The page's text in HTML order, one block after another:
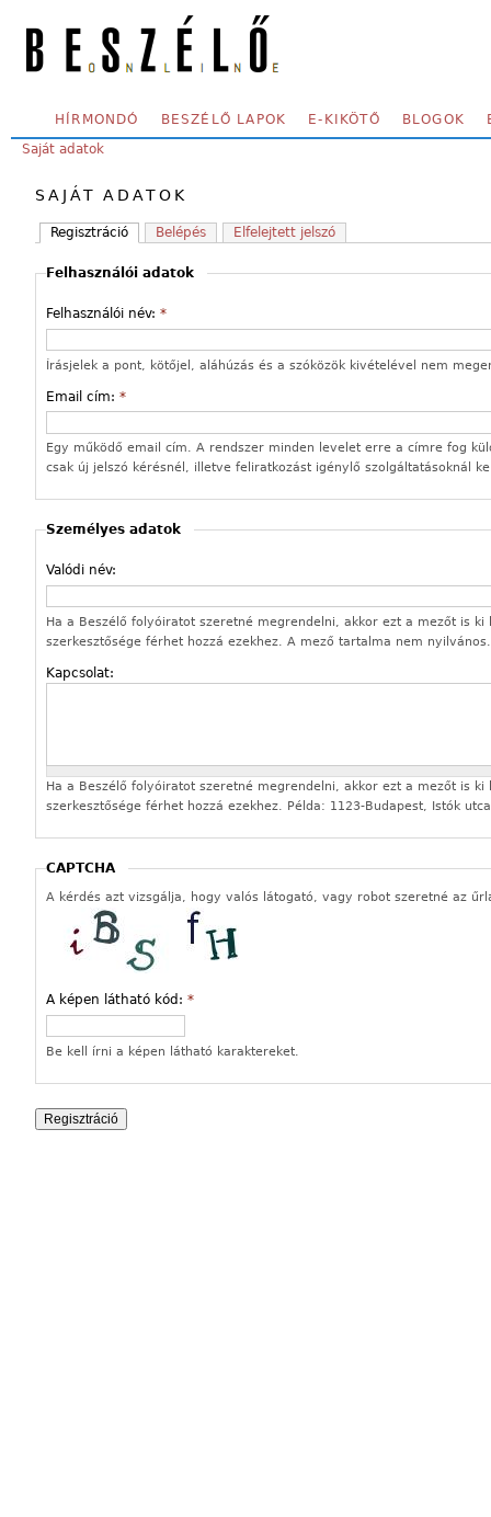
SECONDARY MENU
HÍRMONDÓ BESZÉLŐ LAPOK E-KIKÖTŐ BLOGOK
YOU ARE HERE:
Saját adatok
SAJÁT ADATOK
Regisztráció Belépés Elfelejtett jelszó
Felhasználói adatok
Felhasználói név: *
Írásjelek a pont, kötőjel, aláhúzás és a szóközök kivételével nem
Email cím: *
Egy működő email cím. A rendszer minden levelet erre a címre fog
csak új jelszó kérésnél, illetve feliratkozást igénylő szolgáltatásoknál
Személyes adatok
Valódi név:
Ha a Beszélő folyóiratot szeretné megrendelni, akkor ezt a mezőt is
szerkesztősége férhet hozzá ezekhez. A mező tartalma nem nyilvános.
Kapcsolat:
Ha a Beszélő folyóiratot szeretné megrendelni, akkor ezt a mezőt is
szerkesztősége férhet hozzá ezekhez. Példa: 1123-Budapest, Istók
CAPTCHA
A kérdés azt vizsgálja, hogy valós látogató, vagy robot szeretné az
A képen látható kód: *
Be kell írni a képen látható karaktereket.